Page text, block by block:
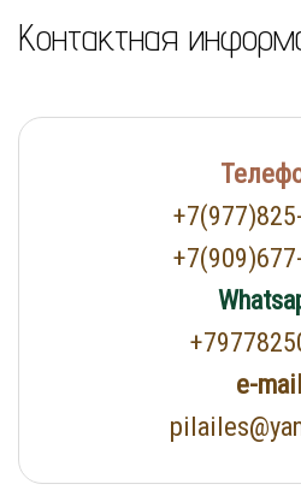
Контактная
e-mail